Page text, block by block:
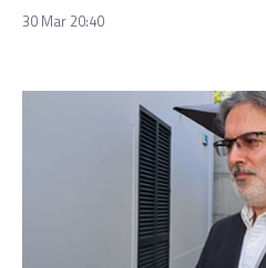
30 Mar 20:40